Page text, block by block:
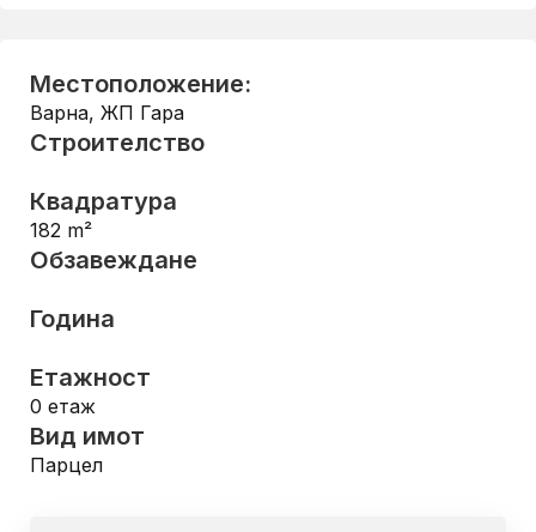
Местоположение:
Варна, ЖП Гара
Строителство
Квадратура
182 m²
Обзавеждане
Година
Етажност
0 етаж
Вид имот
Парцел